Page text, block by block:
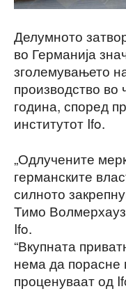
Делумното
во Германија
зголемувањето
производство во
година, според
институтот Ifo.
„Одлучените
германските
силното
Тимо
Ifo.
“Вкупната
нема да порасне
проценуваат од